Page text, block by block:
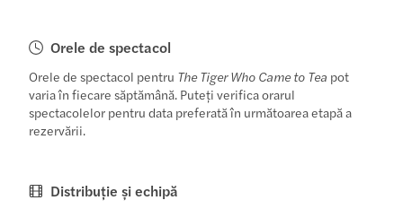
Orele de spectacol
Orele de spectacol pentru The Tiger Who Came to Tea pot
varia în fiecare săptămână. Puteți verifica orarul
spectacolelor pentru data preferată în următoarea etapă a
rezervării.
Distribuție și echipă